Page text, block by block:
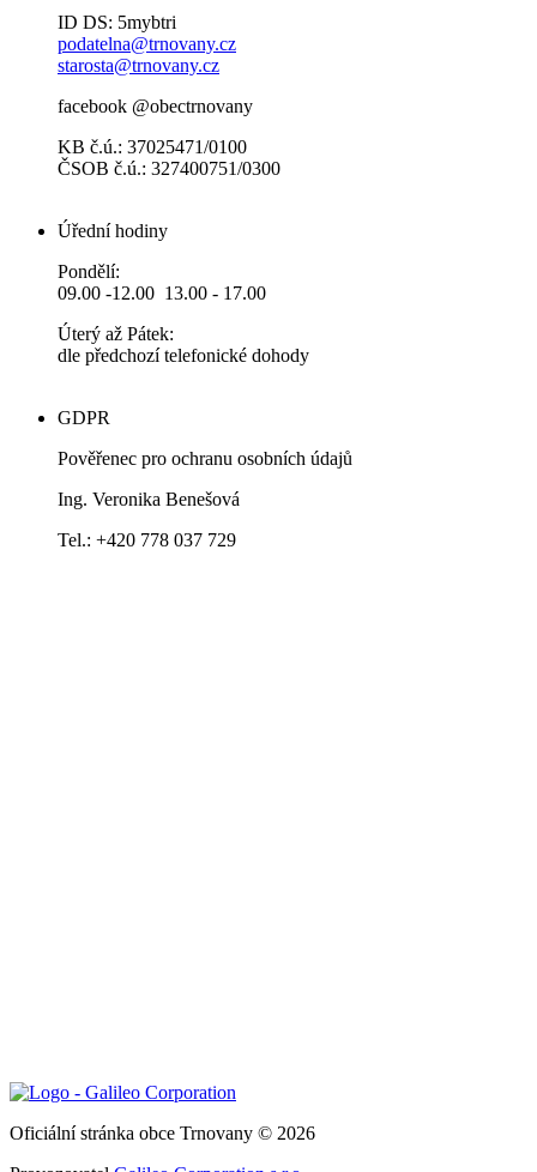
ID DS: 5mybtri
podatelna@trnovany.cz
starosta@trnovany.cz
facebook @obectrnovany
KB č.ú.: 37025471/0100
ČSOB č.ú.: 327400751/0300
Úřední hodiny
Pondělí:
09.00 -12.00 13.00 - 17.00
Úterý až Pátek:
dle předchozí telefonické dohody
GDPR
Pověřenec pro ochranu osobních údajů
Ing. Veronika Benešová
Tel.: +420 778 037 729
Oficiální stránka obce Trnovany © 2026